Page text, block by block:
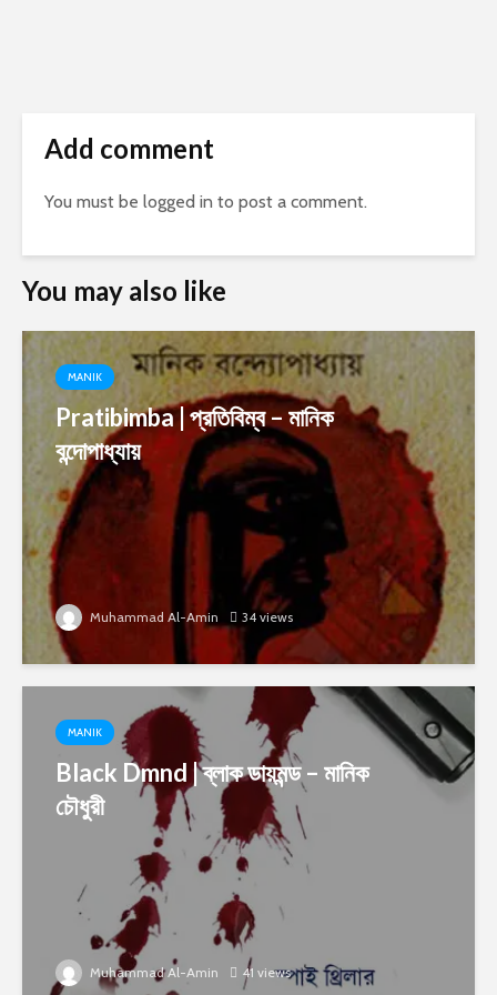
Add comment
You must be logged in to post a comment.
You may also like
MANIK
Pratibimba | প্রতিবিম্ব – মানিক
বন্দোপাধ্যায়
Muhammad Al-Amin 34 views
MANIK
Black Dmnd | ব্লাক ডায়মন্ড – মানিক
চৌধুরী
Muhammad Al-Amin 41 views